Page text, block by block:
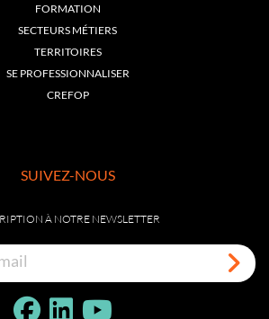
FORMATION
SECTEURS MÉTIERS
TERRITOIRES
SE PROFESSIONNALISER
CREFOP
SUIVEZ-NOUS
À NOTRE NEWSLETTER